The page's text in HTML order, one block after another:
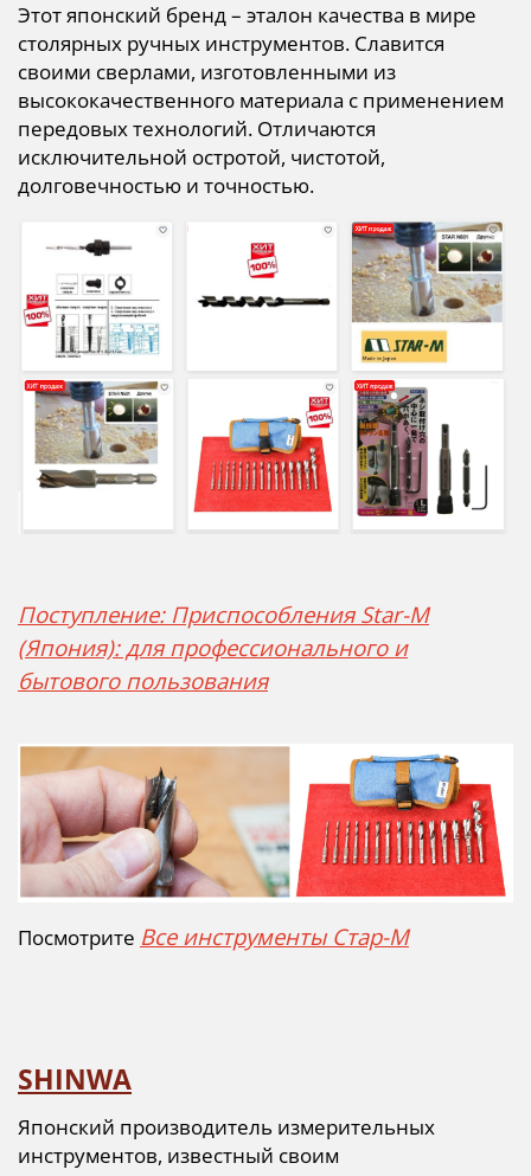
Этот японский бренд – эталон качества в мире
столярных ручных инструментов. Славится
своими сверлами, изготовленными из
высококачественного материала с применением
передовых технологий. Отличаются
исключительной остротой, чистотой,
долговечностью и точностью.
Поступление: Приспособления Star-M
(Япония): для профессионального и
бытового пользования
Посмотрите Все инструменты Стар-М
SHINWA
Японский производитель измерительных
инструментов, известный своим